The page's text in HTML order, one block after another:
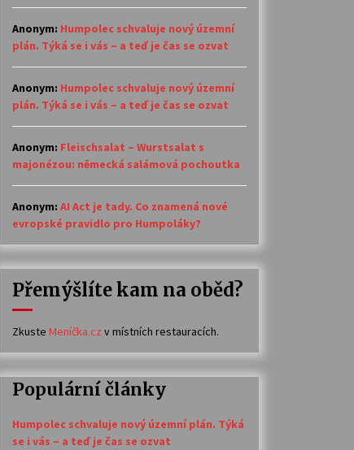
Anonym: Humpolec schvaluje nový územní
plán. Týká se i vás – a teď je čas se ozvat
Anonym: Humpolec schvaluje nový územní
plán. Týká se i vás – a teď je čas se ozvat
Anonym: Fleischsalat – Wurstsalat s
majonézou: německá salámová pochoutka
Anonym: AI Act je tady. Co znamená nové
evropské pravidlo pro Humpoláky?
Přemýšlíte kam na oběd?
Zkuste Meníčka.cz v místních restauracích.
Populární články
Humpolec schvaluje nový územní plán. Týká
se i vás – a teď je čas se ozvat